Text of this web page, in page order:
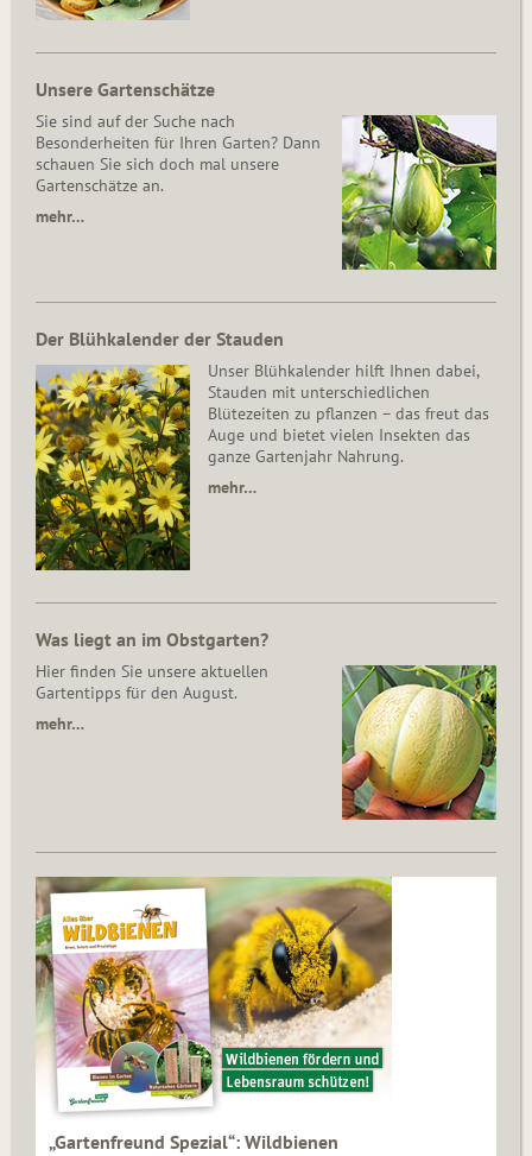
Unsere Gartenschätze
Sie sind auf der Suche nach
Besonderheiten für Ihren Garten? Dann
schauen Sie sich doch mal unsere
Gartenschätze an.
mehr…
Der Blühkalender der Stauden
Unser Blühkalender hilft Ihnen dabei,
Stauden mit unterschiedlichen
Blütezeiten zu pflanzen – das freut das
Auge und bietet vielen Insekten das
ganze Gartenjahr Nahrung.
mehr…
Was liegt an im Obstgarten?
Hier finden Sie unsere aktuellen
Gartentipps für den August.
mehr…
„Gartenfreund Spezial“: Wildbienen